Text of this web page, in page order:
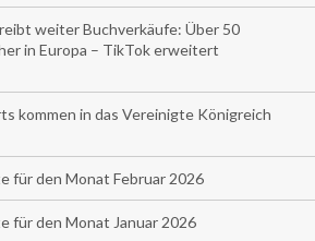
weiter Buchverkäufe: Über 50
in Europa – TikTok erweitert
kommen in das Vereinigte Königreich
für den Monat Februar 2026
für den Monat Januar 2026